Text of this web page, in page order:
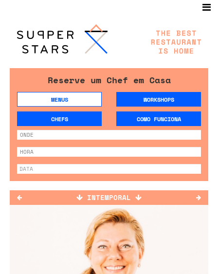
Reserve um Chef em Casa
MENUS WORKSHOPS
CHEFS COMO FUNCIONA
INTEMPORAL